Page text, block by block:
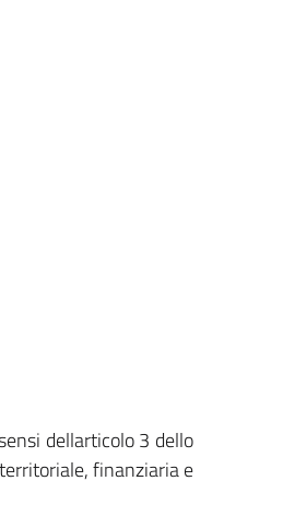
dellarticolo 3 dello
finanziaria e